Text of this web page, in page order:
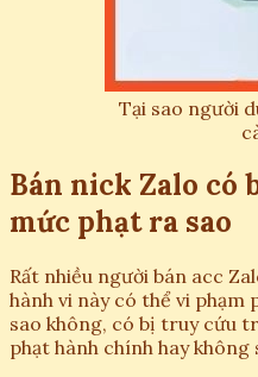
Tại sao người
Bán nick Zalo có
mức phạt ra sao
Rất nhiều người bán acc
hành vi này có thể vi phạm
sao không, có bị truy cứu
phạt hành chính hay không